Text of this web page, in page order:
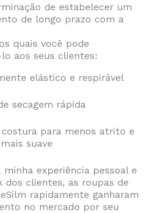
de estabelecer um
de longo prazo com a
quais você pode
aos seus clientes:
elástico e respirável
secagem rápida
costura para menos atrito e
suave
minha experiência pessoal e
dos clientes, as roupas de
rapidamente ganharam
no mercado por seu